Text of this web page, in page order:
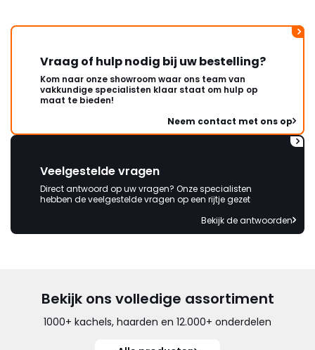
Vraag of hulp nodig bij uw bestelling?
Kom naar onze showroom waar ons team van
vakkundige specialisten klaar staat om hulp op
maat te bieden!
Neem contact met ons op
Veelgestelde vragen
Direct antwoord op uw vragen? Onze specialisten
hebben de veelgestelde vragen op een rijtje gezet
Bekijk de antwoorden
Bekijk ons volledige assortiment
1000+ kachels, haarden en 12.000+ onderdelen